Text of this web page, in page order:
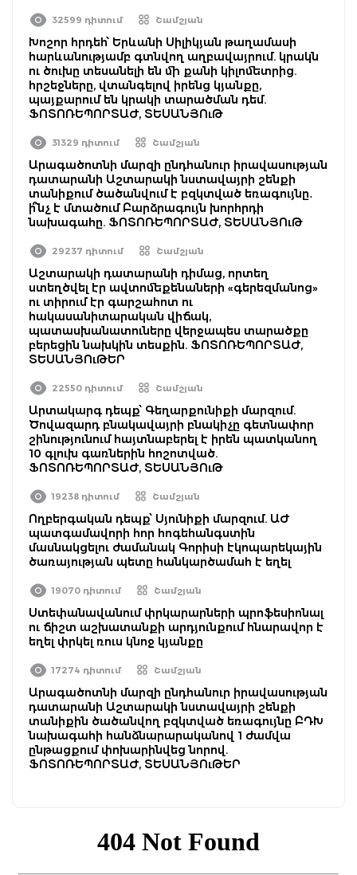
32599 դիտում Շամշյան
Խոշոր հրդեհ՝ Երևանի Սիլիկյան թաղամասի
հարևանությամբ գտնվող աղբավայրում. կրակն
ու ծուխը տեսանելի են մի քանի կիլոմետրից.
հրշեջները, վտանգելով իրենց կյանքը,
պայքարում են կրակի տարածման դեմ.
ՖՈՏՈՌԵՊՈՐՏԱԺ, ՏԵՍԱՆՅՈւԹ
31329 դիտում Շամշյան
Արագածոտնի մարզի ընդհանուր իրավասության
դատարանի Աշտարակի նստավայրի շենքի
տանիքում ծածանվում է բզկտված եռագույնը․
ի՞նչ է մտածում Բարձրագույն խորհրդի
նախագահը. ՖՈՏՈՌԵՊՈՐՏԱԺ, ՏԵՍԱՆՅՈւԹ
29237 դիտում Շամշյան
Աշտարակի դատարանի դիմաց, որտեղ
ստեղծվել էր ավտոմեքենաների «գերեզմանոց»
ու տիրում էր գարշահոտ ու
հակասանիտարական վիճակ,
պատասխանատուները վերջապես տարածքը
բերեցին նախկին տեսքին. ՖՈՏՈՌԵՊՈՐՏԱԺ,
ՏԵՍԱՆՅՈւԹԵՐ
22550 դիտում Շամշյան
Արտակարգ դեպք՝ Գեղարքունիքի մարզում.
Ծովազարդ բնակավայրի բնակիչը գետնափոր
շինությունում հայտնաբերել է իրեն պատկանող
10 գլուխ գառներին հոշոտված.
ՖՈՏՈՌԵՊՈՐՏԱԺ, ՏԵՍԱՆՅՈւԹ
19238 դիտում Շամշյան
Ողբերգական դեպք՝ Սյունիքի մարզում. ԱԺ
պատգամավորի հոր հոգեհանգստին
մասնակցելու ժամանակ Գորիսի էկոպարեկային
ծառայության պետը հանկարծամահ է եղել
19070 դիտում Շամշյան
Ստեփանավանում փրկարարների պրոֆեսիոնալ
ու ճիշտ աշխատանքի արդյունքում հնարավոր է
եղել փրկել ռուս կնոջ կյանքը
17274 դիտում Շամշյան
Արագածոտնի մարզի ընդհանուր իրավասության
դատարանի Աշտարակի նստավայրի շենքի
տանիքին ծածանվող բզկտված եռագույնը ԲԴԽ
նախագահի հանձնարարականով 1 ժամվա
ընթացքում փոխարինվեց նորով.
ՖՈՏՈՌԵՊՈՐՏԱԺ, ՏԵՍԱՆՅՈւԹԵՐ